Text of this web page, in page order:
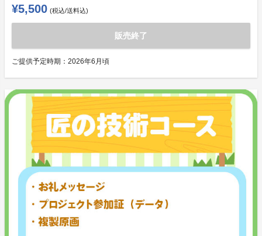
¥5,500 (税込/送料込)
販売終了
ご提供予定時期： 2026年6月頃